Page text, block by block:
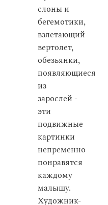
слоны и
бегемотики,
взлетающий
вертолет,
обезьянки,
появляющиеся
из
зарослей -
эти
подвижные
картинки
непременно
понравятся
каждому
малышу.
Художник-